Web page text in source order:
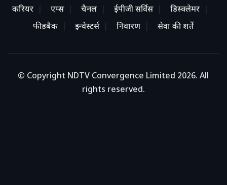
करियर
एप्स चैनल ईपीजी सर्विस
डिस्क्लेमर
फीडबैक
इन्वेस्टर्स निवारण सेवा की शर्तें
© Copyright NDTV Convergence Limited 2026. All
rights reserved.